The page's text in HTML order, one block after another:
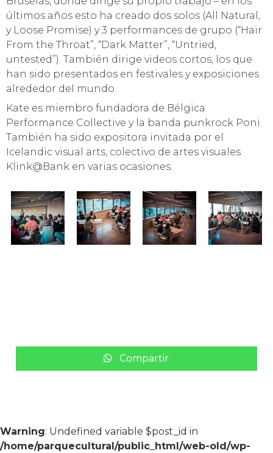
últimos años esto ha creado dos solos (All Natural,
y Loose Promise) y 3 performances de grupo (“Hair
From the Throat”, “Dark Matter”, “Untried,
untested”). También dirige videos cortos, los que
han sido presentados en festivales y exposiciones
alrededor del mundo.
Kate es miembro fundadora de Bélgica
Performance Collective y la banda punkrock Poni.
También ha sido expositora invitada por el
Icelandic visual arts, colectivo de artes visuales
Klink@Bank en varias ocasiones.
Compartir
Warning: Undefined variable $post_id in
/home/parquecultural/public_html/web-old/wp-